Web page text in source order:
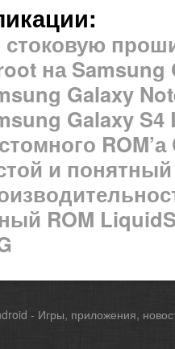
на Samsung
Galaxy
Galaxy S4
ROM’а
и
ROM
- Игры, приложения,